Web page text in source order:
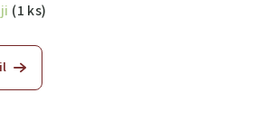
(1 ks)